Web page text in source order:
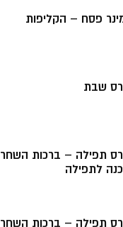
פסח – הקליפות
שבת
תפילה – ברכות השחר
לתפילה
תפילה – ברכות השחר